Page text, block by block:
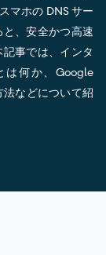
マホの DNS サー
、安全かつ高速
事では、インタ
は何か、Google
などについて紹